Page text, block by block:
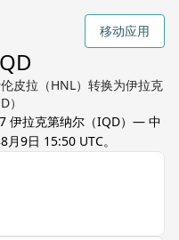
移动应用
皮拉（HNL）转换为伊拉克
）
伊拉克第纳尔 （IQD）— 中
月9日 15:50 UTC。